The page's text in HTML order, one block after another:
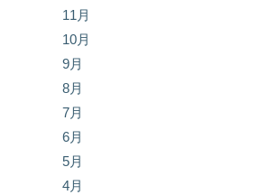
11月
10月
9月
8月
7月
6月
5月
4月